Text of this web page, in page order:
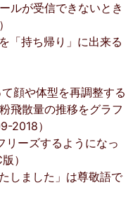
ルが受信できないとき
「持ち帰り」に出来る
顔や体型を再調整する
飛散量の推移をグラフ
2018）
ーズするようになっ
）
しました」は尊敬語で